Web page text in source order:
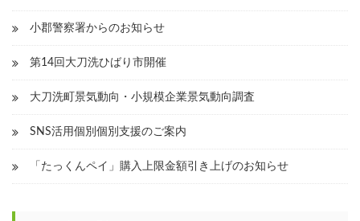
小郡警察署からのお知らせ
第14回大刀洗ひばり市開催
大刀洗町景気動向・小規模企業景気動向調査
SNS活用個別個別支援のご案内
「たっくんペイ」購入上限金額引き上げのお知らせ